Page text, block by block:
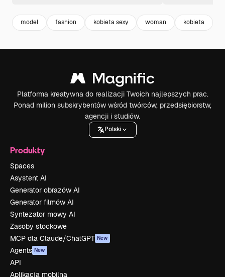
model fashion kobieta sexy woman kobieta
Platforma kreatywna do realizacji Twoich najlepszych prac.
Ponad milion subskrybentów wśród twórców, przedsiębiorstw,
agencji i studiów.
Polski
Produkty
Spaces
Asystent AI
Generator obrazów AI
Generator filmów AI
Syntezator mowy AI
Zasoby stockowe
MCP dla Claude/ChatGPT New
Agents New
API
Aplikacja mobilna